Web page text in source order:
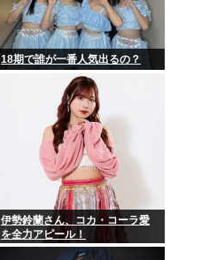
18期で誰が一番人気出るの？
伊勢鈴蘭さん、コカ・コーラ愛
を全力アピール！